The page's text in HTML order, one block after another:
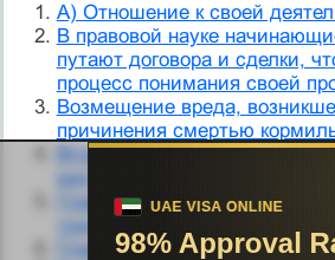
А) Отношение к своей
В правовой науке
путают договора и сделки,
процесс понимания своей
Возмещение вреда,
причинения смертью
Вторая зрелость – время
мечты
Глава 3. Ограничения,
традиционной женской ролью.
Глава 4. Невротическая